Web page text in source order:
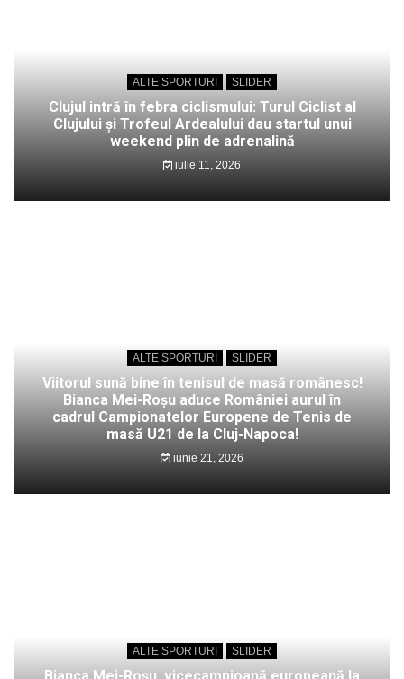
ALTE SPORTURI SLIDER
Clujul intră în febra ciclismului: Turul Ciclist al
Clujului și Trofeul Ardealului dau startul unui
weekend plin de adrenalină
iulie 11, 2026
ALTE SPORTURI SLIDER
Viitorul sună bine în tenisul de masă românesc!
Bianca Mei-Roșu aduce României aurul în
cadrul Campionatelor Europene de Tenis de
masă U21 de la Cluj-Napoca!
iunie 21, 2026
ALTE SPORTURI SLIDER